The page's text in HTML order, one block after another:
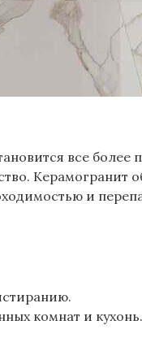
все
Керамогранит
и
комнат и кухонь.